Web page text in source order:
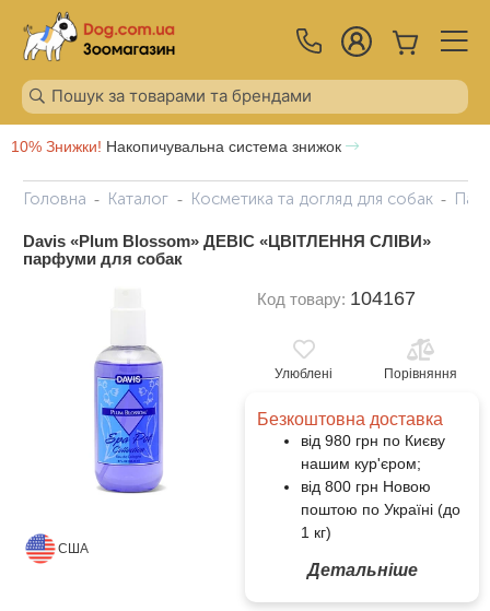
10% Знижки! Накопичувальна система знижок
Головна Каталог Косметика та догляд для собак
Davis «Plum Blossom» ДЕВІС «ЦВІТЛЕННЯ СЛІВИ»
парфуми для собак
США
Код товару: 104167
Улюблені Порівняння
Безкоштовна доставка
від 980 грн по Києву
нашим кур'єром;
від 800 грн Новою
поштою по Україні (до
1 кг)
Детальніше